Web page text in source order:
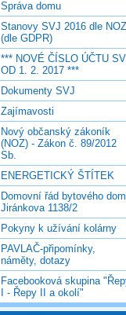
Správa domu
Stanovy SVJ 2016 dle NOZ
(dle GDPR)
*** NOVÉ ČÍSLO ÚČTU
OD 1. 2. 2017 ***
Dokumenty SVJ
Zajímavosti
Nový občanský zákoník
(NOZ) - Zákon č. 89/2012
Sb.
ENERGETICKÝ ŠTÍTEK
Domovní řád bytového
Jiránkova 1138/2
Pokyny k užívání kolárny
PAVLAČ-připomínky,
náměty, dotazy
Facebooková skupina
I - Řepy II a okolí"